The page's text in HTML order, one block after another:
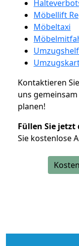
Möbellift
Möbeltaxi
Kontaktieren
uns
planen!
Füllen Sie jetzt
Sie kostenlose